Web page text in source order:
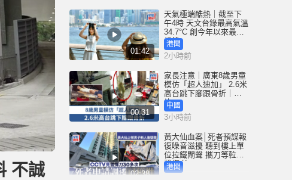
不誠
01:42
天氣極端酷熱｜截至下
午4時 天文台錄最高氣溫
34.7°C 創今年以來最高
紀錄
港聞
2小時前
00:31
家長注意｜廣東8歲男童
模仿「超人迪加」 2.6米
高台跳下腳跟骨折｜有
片中國
3小時前
02:38
黃大仙血案│死者預謀報
復噪音滋擾 聽到樓上單
位拉鐵閘聲 攜刀等𨋢伏
擊傷者
港聞